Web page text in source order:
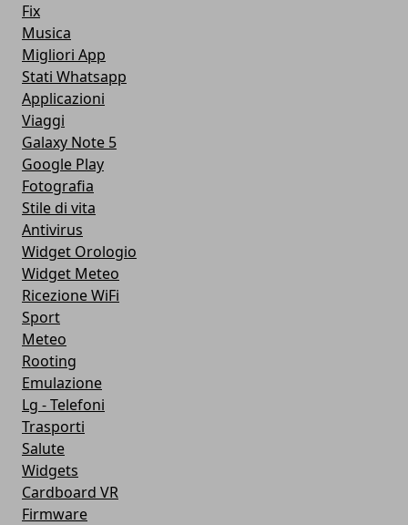
Fix
Musica
Migliori App
Stati Whatsapp
Applicazioni
Viaggi
Galaxy Note 5
Google Play
Fotografia
Stile di vita
Antivirus
Widget Orologio
Widget Meteo
Ricezione WiFi
Sport
Meteo
Rooting
Emulazione
Lg - Telefoni
Trasporti
Salute
Widgets
Cardboard VR
Firmware